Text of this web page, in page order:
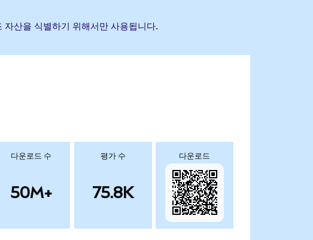
산을 식별하기 위해서만 사용됩니다.
다운로드 수
50M+
평가 수
75.8K
다운로드